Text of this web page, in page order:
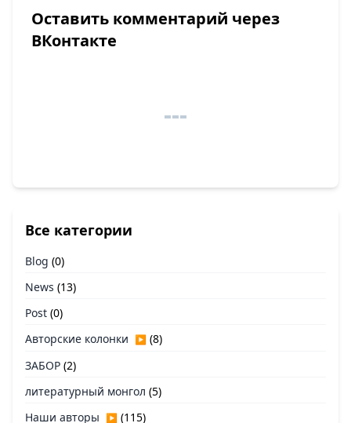
Оставить комментарий через
ВКонтакте
Все категории
Blog (0)
News (13)
Post (0)
Авторские колонки ▶ (8)
ЗАБОР (2)
литературный монгол (5)
Наши авторы ▶ (115)